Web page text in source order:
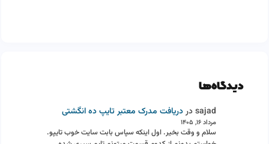
دیدگاه‌ها
sajadدردریافت مدرک معتبر تایپ ده انگشتی
مرداد ۱۶, ۱۴۰۵
سلام و وقت بخیر. اول اینکه سپاس بابت سایت خوب تایپو.